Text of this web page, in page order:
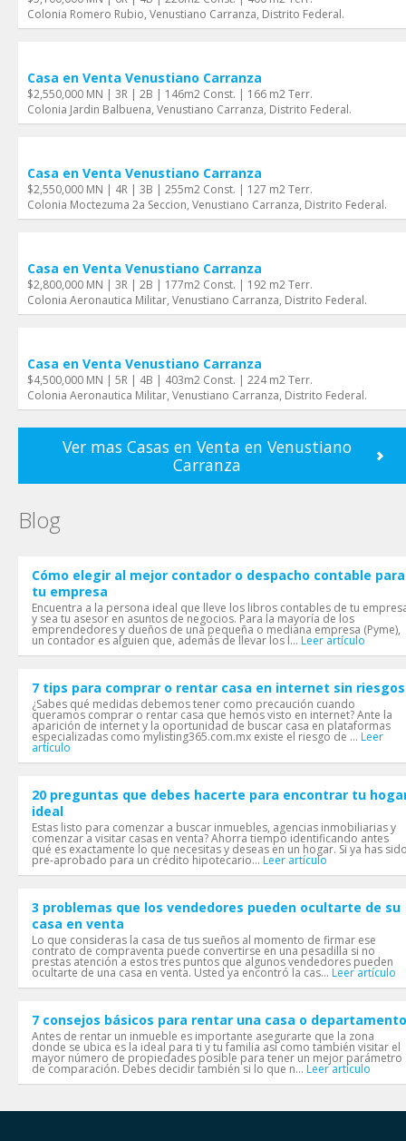
Colonia Romero Rubio, Venustiano Carranza, Distrito Federal.
Casa en Venta Venustiano Carranza
$2,550,000 MN | 3R | 2B | 146m2 Const. | 166 m2 Terr.
Colonia Jardin Balbuena, Venustiano Carranza, Distrito Federal.
Casa en Venta Venustiano Carranza
$2,550,000 MN | 4R | 3B | 255m2 Const. | 127 m2 Terr.
Colonia Moctezuma 2a Seccion, Venustiano Carranza, Distrito Federal.
Casa en Venta Venustiano Carranza
$2,800,000 MN | 3R | 2B | 177m2 Const. | 192 m2 Terr.
Colonia Aeronautica Militar, Venustiano Carranza, Distrito Federal.
Casa en Venta Venustiano Carranza
$4,500,000 MN | 5R | 4B | 403m2 Const. | 224 m2 Terr.
Colonia Aeronautica Militar, Venustiano Carranza, Distrito Federal.
Ver mas Casas en Venta en Venustiano
Carranza
Blog
Cómo elegir al mejor contador o despacho contable para
tu empresa
Encuentra a la persona ideal que lleve los libros contables de tu
y sea tu asesor en asuntos de negocios. Para la mayoría de los
emprendedores y dueños de una pequeña o mediana empresa (Pyme),
un contador es alguien que, además de llevar los l... Leer artículo
7 tips para comprar o rentar casa en internet sin riesgos
¿Sabes qué medidas debemos tener como precaución cuando
queramos comprar o rentar casa que hemos visto en internet? Ante la
aparición de internet y la oportunidad de buscar casa en plataformas
especializadas como mylisting365.com.mx existe el riesgo de ... Leer
artículo
20 preguntas que debes hacerte para encontrar tu
ideal
Estas listo para comenzar a buscar inmuebles, agencias inmobiliarias y
comenzar a visitar casas en venta? Ahorra tiempo identificando antes
qué es exactamente lo que necesitas y deseas en un hogar. Si ya has
pre-aprobado para un crédito hipotecario... Leer artículo
3 problemas que los vendedores pueden ocultarte de su
casa en venta
Lo que consideras la casa de tus sueños al momento de firmar ese
contrato de compraventa puede convertirse en una pesadilla si no
prestas atención a estos tres puntos que algunos vendedores pueden
ocultarte de una casa en venta. Usted ya encontró la cas... Leer artículo
7 consejos básicos para rentar una casa o departamento
Antes de rentar un inmueble es importante asegurarte que la zona
donde se ubica es la ideal para ti y tu familia así como también visitar el
mayor número de propiedades posible para tener un mejor parámetro
de comparación. Debes decidir también si lo que n... Leer artículo